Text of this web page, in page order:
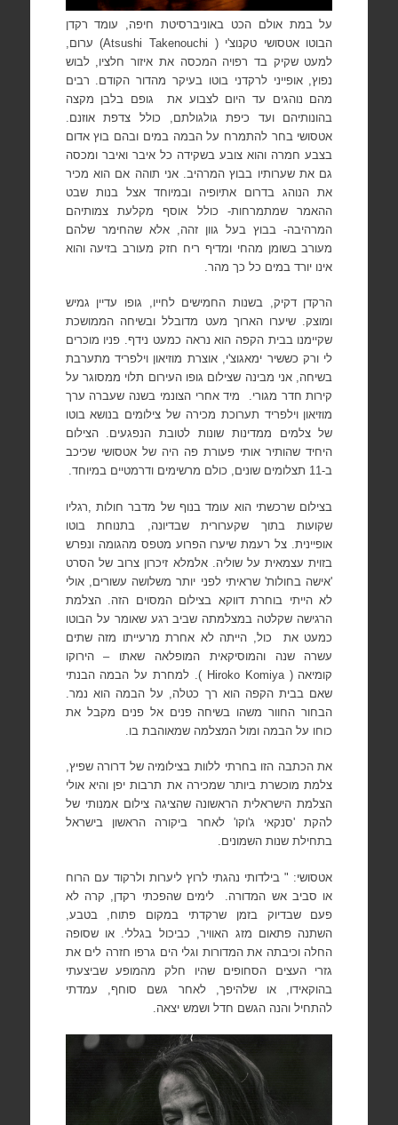
על במת אולם הכט באוניברסיטת חיפה, עומד רקדן
הבוטו אטסושי טקנוצ'י ( Atsushi Takenouchi) ערום,
למעט שקיק בד רפויה המכסה את איזור חלציו, לבוש
נפוץ, אופייני לרקדני בוטו בעיקר מהדור הקודם. רבים
מהם נוהגים עד היום לצבוע את
גופם בלבן מקצה
בהונותיהם ועד כיפת גולגולתם, כולל צדפת אוזנם.
אטסושי בחר להתמרח על הבמה במים ובהם בוץ אדום
בצבע חמרה והוא צובע בשקידה כל איבר ואיבר ומכסה
גם את שערותיו בבוץ המרהיב. אני תוהה אם הוא מכיר
את הנוהג בדרום אתיופיה ובמיוחד אצל בנות שבט
ההאמר שמתמרחות- כולל אוסף מקלעת צמותיהם
המרהיבה- בבוץ בעל גוון זהה, אלא שהחימר שלהם
מעורב בשומן מהחי ומדיף ריח חזק מעורב בזיעה והוא
אינו יורד במים כל כך מהר.
הרקדן דקיק, בשנות החמישים לחייו, גופו עדיין גמיש
ומוצק. שיערו הארוך מעט מדובלל ובשיחה הממושכת
שקיימנו בבית הקפה הוא נראה כמעט נידף. פניו מוכרים
לי ורק כששיר ימאגוצ'י, אוצרת מוזיאון וילפריד מתערבת
בשיחה, אני מבינה שצילום גופו העירום תלוי ממסוגר על
קירות חדר מגורי.
מיד אחרי הצונמי בשנה שעברה ערך
מוזיאון וילפריד תערוכת מכירה של צילומים בנושא בוטו
של צלמים ממדינות שונות לטובת הנפגעים. הצילום
היחיד שהותיר אותי פעורת פה היה של אטסושי שכיכב
ב-11 תצלומים שונים, כולם מרשימים ודרמטיים במיוחד.
בצילום שרכשתי הוא עומד בנוף של מדבר חולות ,רגליו
שקועות בתוך שקערורית שבדיונה, בתנוחת בוטו
אופיינית. צל רעמת שיערו הפרוע מטפס מהגומה ונפרש
בזוית עצמאית על שוליה. אלמלא זיכרון צרוב של הסרט
'אישה בחולות' שראיתי לפני יותר משלושה עשורים, אולי
לא הייתי בוחרת דווקא בצילום המסוים הזה. הצלמת
הרגישה שקלטה במצלמתה שביב רגע שאומר על הבוטו
כמעט את
כול, הייתה לא אחרת מרעייתו מזה שתים
עשרה שנה והמוסיקאית המופלאה שאתו – הירוקו
קומיאה (Hiroko Komiya ). למחרת על הבמה הבנתי
שאם בבית הקפה הוא רך כטלה, על הבמה הוא נמר.
הבחור החוור משהו בשיחה פנים אל פנים מקבל את
כוחו על הבמה ומול המצלמה שמאוהבת בו.
את הכתבה הזו בחרתי ללוות בצילומיה של דרורה שפיץ,
צלמת מוכשרת ביותר שמכירה את תרבות יפן והיא אולי
הצלמת הישראלית הראשונה שהציגה צילום אמנותי של
להקת 'סנקאי ג'וקו' לאחר ביקורה הראשון בישראל
בתחילת שנות השמונים.
אטסושי: " בילדותי נהגתי לרוץ ליערות ולרקוד עם הרוח
או סביב אש המדורה.
לימים שהפכתי רקדן, קרה לא
פעם שבדיוק בזמן שרקדתי במקום פתוח, בטבע,
השתנה פתאום מזג האוויר, כביכול בגללי. או שסופה
החלה וכיבתה את המדורות וגלי הים גרפו חזרה לים את
גזרי העצים הסחופים שהיו חלק מהמופע שביצעתי
בהוקאידו, או שלהיפך, לאחר גשם סוחף, עמדתי
להתחיל והנה הגשם חדל ושמש יצאה.